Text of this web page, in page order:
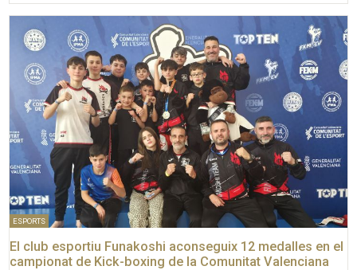
ESPORTS
El club esportiu Funakoshi aconseguix 12 medalles en el
campionat de Kick-boxing de la Comunitat Valenciana